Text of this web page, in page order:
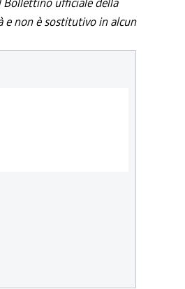
e non è sostitutivo in alcun